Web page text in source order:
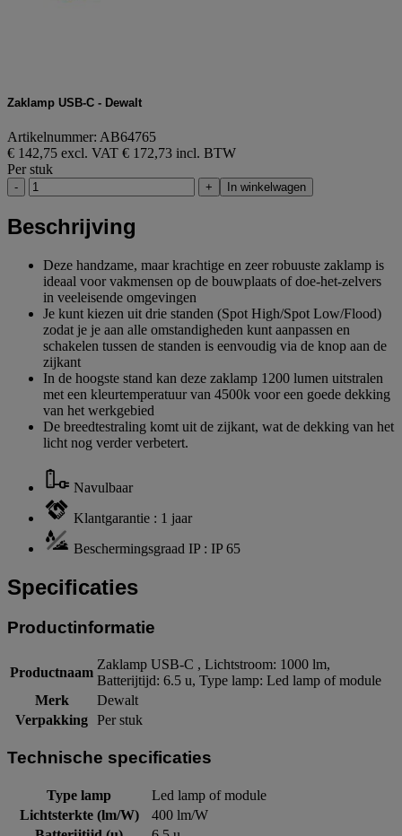
Zaklamp USB-C - Dewalt
Artikelnummer: AB64765
€ 142,75 excl. VAT € 172,73 incl. BTW
Per stuk
- + In winkelwagen
Beschrijving
Deze handzame, maar krachtige en zeer robuuste zaklamp is
ideaal voor vakmensen op de bouwplaats of doe-het-zelvers
in veeleisende omgevingen
Je kunt kiezen uit drie standen (Spot High/Spot Low/Flood)
zodat je je aan alle omstandigheden kunt aanpassen en
schakelen tussen de standen is eenvoudig via de knop aan de
zijkant
In de hoogste stand kan deze zaklamp 1200 lumen uitstralen
met een kleurtemperatuur van 4500k voor een goede dekking
van het werkgebied
De breedtestraling komt uit de zijkant, wat de dekking van het
licht nog verder verbetert.
Navulbaar
Klantgarantie : 1 jaar
Beschermingsgraad IP : IP 65
Specificaties
Productinformatie
Productnaam
Zaklamp USB-C , Lichtstroom: 1000 lm,
Batterijtijd: 6.5 u, Type lamp: Led lamp of module
Merk
Dewalt
Verpakking Per stuk
Technische specificaties
Type lamp
Led lamp of module
Lichtsterkte (lm/W)
400 lm/W